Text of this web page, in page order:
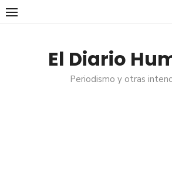
Saltar
El Diario
Periodismo y otras